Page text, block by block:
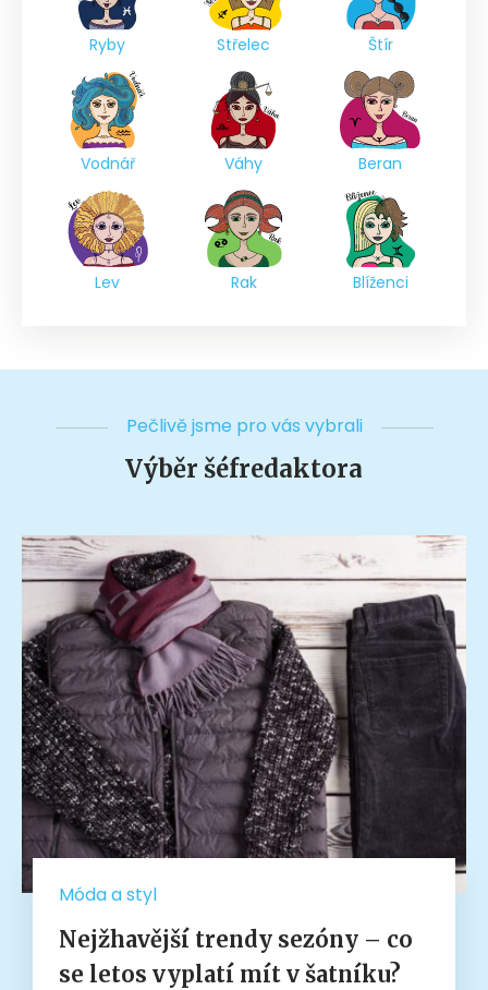
Ryby Střelec Štír
Vodnář Váhy Beran
Lev Rak Blíženci
Pečlivě jsme pro vás vybrali
Výběr šéfredaktora
Móda a styl
Nejžhavější trendy sezóny – co
se letos vyplatí mít v šatníku?